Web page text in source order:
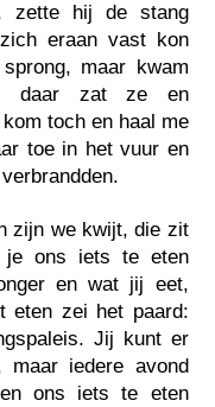
zette hij de stang
eraan vast kon
maar kwam
daar zat ze en
toch en haal me
toe in het vuur en
zijn we kwijt, die zit
je ons iets te eten
en wat jij eet,
eten zei het paard:
Jij kunt er
iedere avond
ons iets te eten